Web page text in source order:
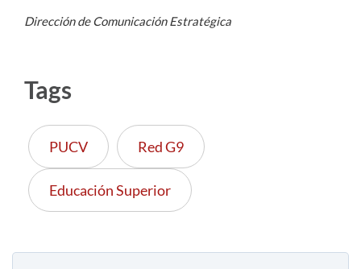
Dirección de Comunicación Estratégica
Tags
PUCV Red G9
Educación Superior